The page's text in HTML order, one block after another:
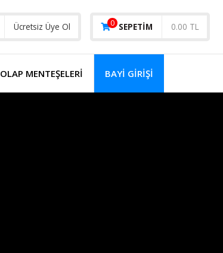
Ücretsiz Üye Ol 0 SEPETIM 0.00 TL
MENTEŞELERİ BAYI GIRIŞI